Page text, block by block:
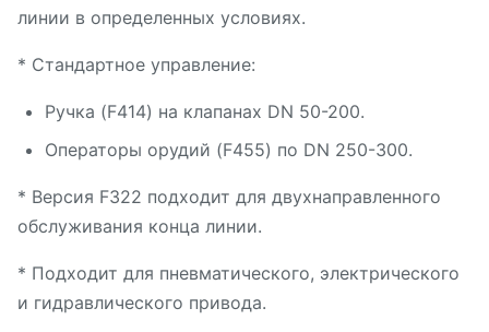
линии в определенных условиях.
* Стандартное управление:
Ручка (F414) на клапанах DN 50-200.
Операторы орудий (F455) по DN 250-300.
* Версия F322 подходит для двухнаправленного
обслуживания конца линии.
* Подходит для пневматического, электрического
и гидравлического привода.